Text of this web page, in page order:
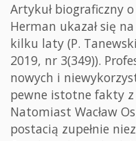
Artykuł biograficzny
Herman ukazał się na
kilku laty (P.
2019, nr 3(349)).
nowych i
pewne istotne fakty
Natomiast Wacław
postacią zupełnie